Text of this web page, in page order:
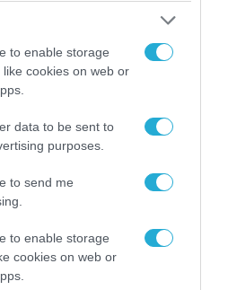
to enable storage
cookies on web or
data to be sent to
purposes.
to send me
to enable storage
cookies on web or
ένα από τα
στο Κίεβο